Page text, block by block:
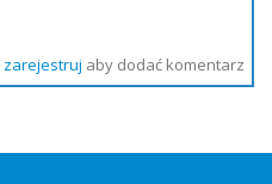
zarejestruj aby dodać komentarz